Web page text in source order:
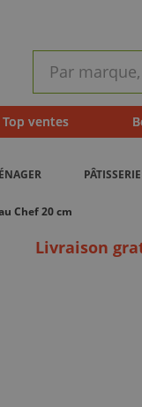
rapide
Top ventes
PÂTISSERIE
Chef 20 cm
Livraison